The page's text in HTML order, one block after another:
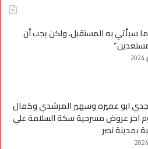
سيأتي به المستقبل، ولكن يجب أن
ابو عميره وسهير المرشدي وكمال
اخر عروض مسرحية سكة السلامة علي
بمدينة نصر